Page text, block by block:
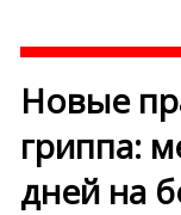
Новые
гриппа:
дней на